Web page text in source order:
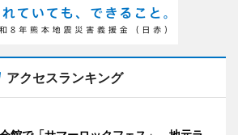
アクセスランキング